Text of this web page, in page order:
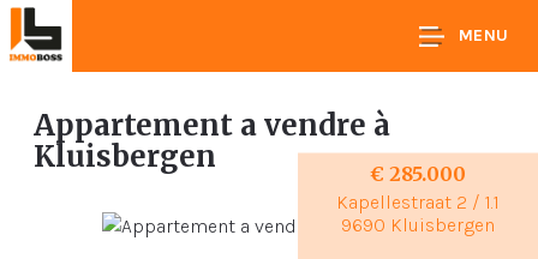
MENU
Appartement a vendre à
Kluisbergen
€ 285.000
Kapellestraat 2 / 1.1
9690 Kluisbergen